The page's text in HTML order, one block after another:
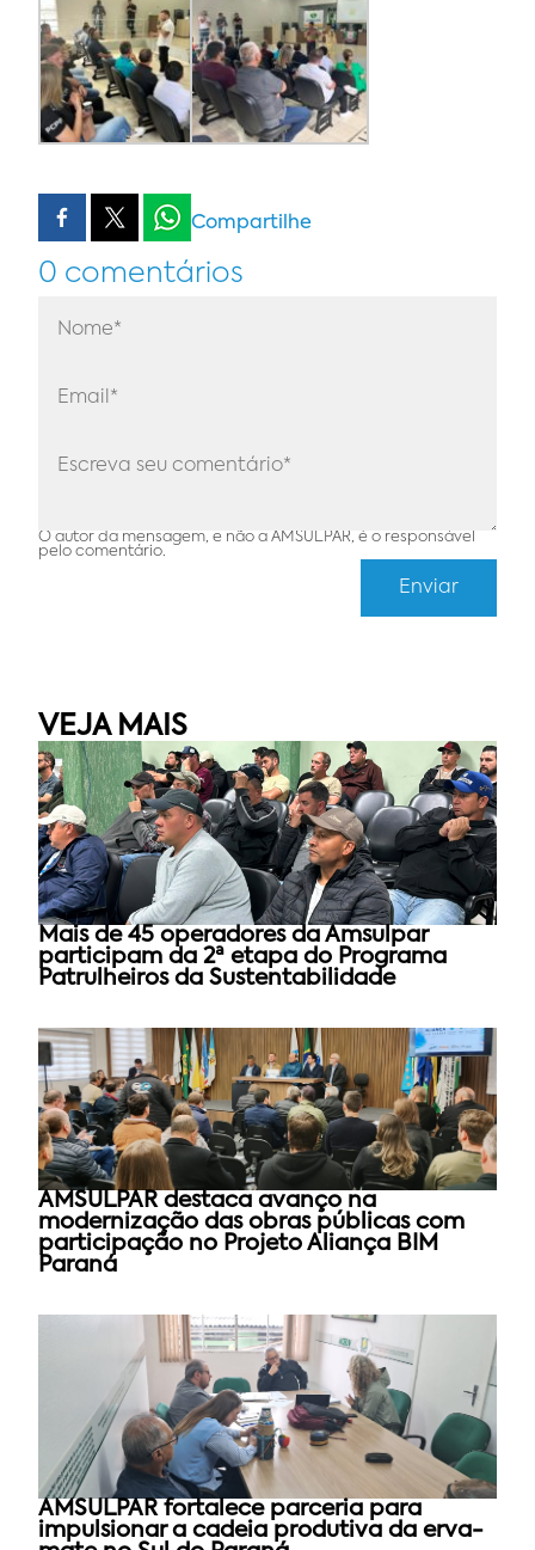
Compartilhe
0 comentários
O autor da mensagem, e não a AMSULPAR, é o responsável
pelo comentário.
VEJA MAIS
Mais de 45 operadores da Amsulpar
participam da 2ª etapa do Programa
Patrulheiros da Sustentabilidade
AMSULPAR destaca avanço na
modernização das obras públicas com
participação no Projeto Aliança BIM
Paraná
AMSULPAR fortalece parceria para
impulsionar a cadeia produtiva da erva-